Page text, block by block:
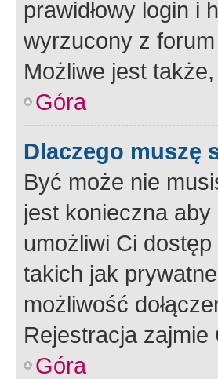
prawidłowy login i
wyrzucony z
Możliwe jest
Góra
Dlaczego muszę
Być może nie
jest konieczna
umożliwi Ci
takich jak
możliwość
Rejestracja zajmie
Góra